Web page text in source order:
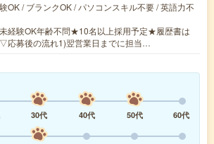
OK / ブランクOK / パソコンスキル不要 / 英語力不
経験OK年齢不問★10名以上採用予定★履歴書は
応募後の流れ1)翌営業日までに担当…
30代 40代 50代
60代